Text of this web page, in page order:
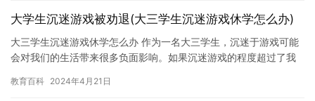
大学生沉迷游戏被劝退(大三学生沉迷游戏休学怎么办)
大三学生沉迷游戏休学怎么办 作为一名大三学生，沉迷于游戏可能
会对我们的生活带来很多负面影响。如果沉迷游戏的程度超过了我
响我…
教育百科 2024年4月21日